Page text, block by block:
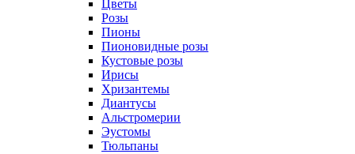
Цветы
Розы
Пионы
Пионовидные розы
Кустовые розы
Ирисы
Хризантемы
Диантусы
Альстромерии
Эустомы
Тюльпаны